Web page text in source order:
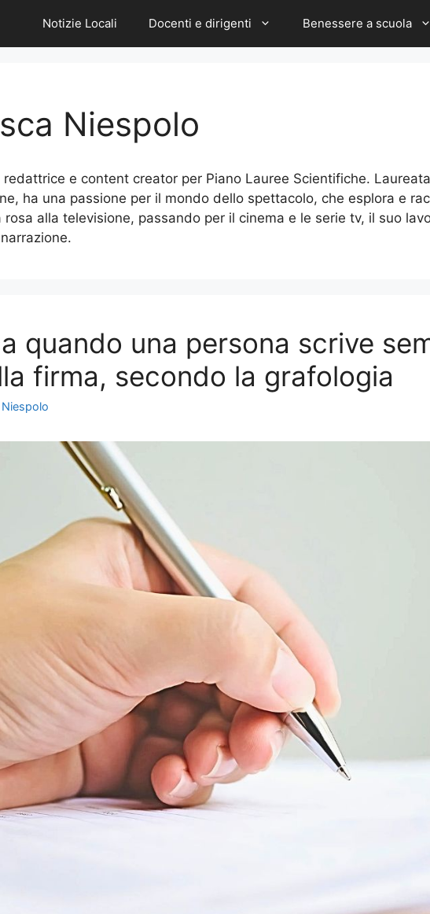
Notizie Locali Docenti e dirigenti Benessere a scuola
Niespolo
e content creator per Piano Lauree Scientifiche.
ha una passione per il mondo dello spettacolo, che esplora e
rosa alla televisione, passando per il cinema e le serie tv, il suo
quando una persona scrive
firma, secondo la grafologia